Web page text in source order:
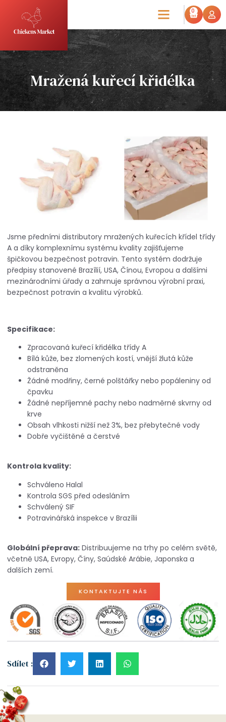
0
Mražená kuřecí křidélka
Jsme předními distributory mražených kuřecích křídel třídy
A a díky komplexnímu systému kvality zajišťujeme
špičkovou bezpečnost potravin. Tento systém dodržuje
předpisy stanovené Brazílií, USA, Čínou, Evropou a dalšími
mezinárodními úřady a zahrnuje správnou výrobní praxi,
bezpečnost potravin a kvalitu výrobků.
Specifikace:
Zpracovaná kuřecí křidélka třídy A
Bílá kůže, bez zlomených kostí, vnější žlutá kůže
odstraněna
Žádné modřiny, černé polštářky nebo popáleniny od
čpavku
Žádné nepříjemné pachy nebo nadměrné skvrny od
krve
Obsah vlhkosti nižší než 3%, bez přebytečné vody
Dobře vyčištěné a čerstvé
Kontrola kvality:
Schváleno Halal
Kontrola SGS před odesláním
Schválený SIF
Potravinářská inspekce v Brazílii
Globální přeprava: Distribuujeme na trhy po celém světě,
včetně USA, Evropy, Číny, Saúdské Arábie, Japonska a
dalších zemí.
KONTAKTUJTE NÁS
Sdílet :